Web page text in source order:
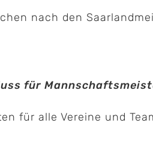
nach den
für
für alle Vereine und